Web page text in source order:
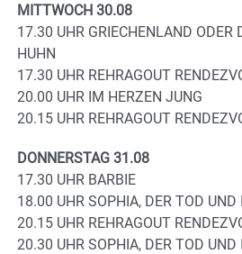
MITTWOCH 30.08
17.30 UHR GRIECHENLAND ODER
HUHN
17.30 UHR REHRAGOUT
20.00 UHR IM HERZEN JUNG
20.15 UHR REHRAGOUT
DONNERSTAG 31.08
17.30 UHR BARBIE
18.00 UHR SOPHIA, DER TOD UND
20.15 UHR REHRAGOUT
20.30 UHR SOPHIA, DER TOD UND